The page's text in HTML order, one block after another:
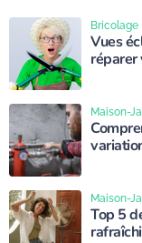
Vues
réparer
Bricolage
Maison-
Top 5
Maison-